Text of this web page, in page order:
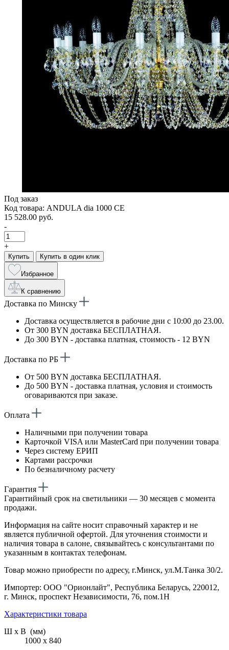
Под заказ
Код товара: ANDULA dia 1000 CE
15 528.00 руб.
-
+
Купить Купить в один клик
Избранное
К сравнению
Доставка по Минску
Доставка осуществляется в рабочие дни с 10:00 до 23.00.
От 300 BYN доставка БЕСПЛАТНАЯ.
До 300 BYN - доставка платная, стоимость - 12 BYN
Доставка по РБ
От 500 BYN доставка БЕСПЛАТНАЯ.
До 500 BYN - доставка платная, условия и стоимость
оговариваются при заказе.
Оплата
Наличными при получении товара
Карточкой VISA или MasterCard при получении товара
Через систему ЕРИП
Картами рассрочки
По безналичному расчету
Гарантия
Гарантийный срок на светильники — 30 месяцев с момента
продажи.
Информация на сайте носит справочный характер и не
является публичной офертой. Для уточнения стоимости и
наличия товара в салоне, связывайтесь с консультантами по
указанным в контактах телефонам.
Товар можно приобрести по адресу, г.Минск, ул.М.Танка 30/2.
Импортер: ООО "Орионлайт", Республика Беларусь, 220012,
г. Минск, проспект Независимости, 76, пом.1Н
Характеристики товара
Ш х В (мм)
1000 х 840